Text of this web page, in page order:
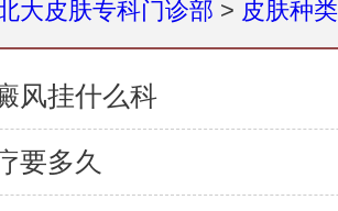
大皮肤专科门诊部 > 皮肤种类
风挂什么科
要多久